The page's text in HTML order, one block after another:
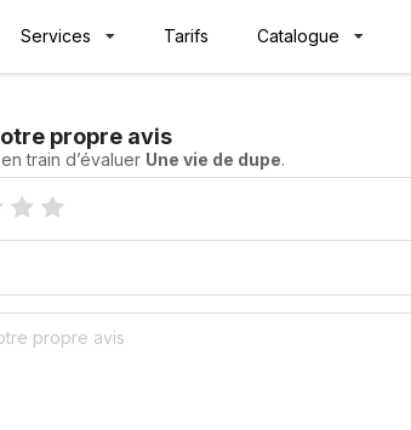
Services Tarifs Catalogue
propre avis
train d’évaluer Une vie de dupe.